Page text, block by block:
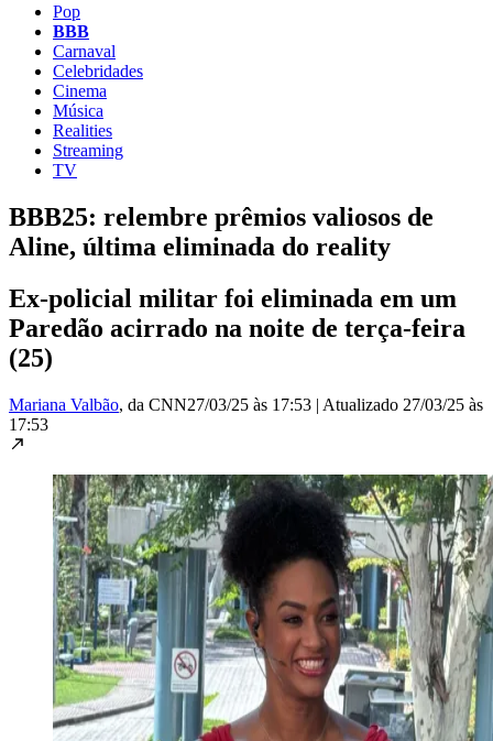
Pop
BBB
Carnaval
Celebridades
Cinema
Música
Realities
Streaming
TV
BBB25: relembre prêmios valiosos de
Aline, última eliminada do reality
Ex-policial militar foi eliminada em um
Paredão acirrado na noite de terça-feira
(25)
Mariana Valbão, da CNN27/03/25 às 17:53 | Atualizado 27/03/25 às
17:53